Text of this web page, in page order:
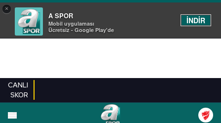
×
A SPOR
Mobil uygulaması
Ücretsiz - Google Play'de
İNDİR
CANLI
SKOR